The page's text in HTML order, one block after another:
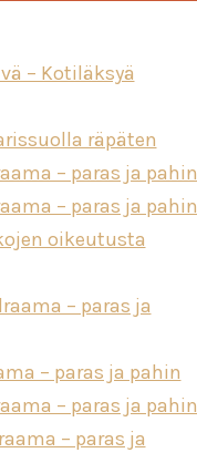
– Kotiläksyä
räpäten
– paras ja pahin
– paras ja pahin
oikeutusta
– paras ja
– paras ja pahin
– paras ja pahin
– paras ja